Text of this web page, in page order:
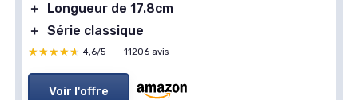
＋
Longueur de 17.8cm
＋ Série classique
★★★★★
★★★★★ 4,6/5 — 11206 avis
Voir l'offre